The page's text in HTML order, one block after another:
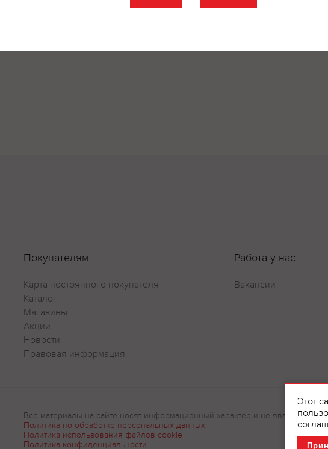
Покупателям
Карта постоянного покупателя
Каталог
Магазины
Акции
Новости
Правовая информация
Работа у нас
Вакансии
Все материалы на сайте носят информационный характер и не являются
Политика по обработке персональных данных
Политика использования файлов cookie
Политика конфиденциальности
Этот